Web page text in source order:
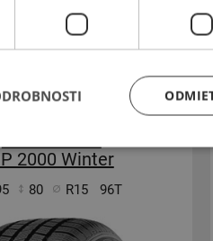
v Bratislave do 3-8 prac. dní.
sklad ČR 12 ks.
-24%
2000 Winter
80 R15 96T